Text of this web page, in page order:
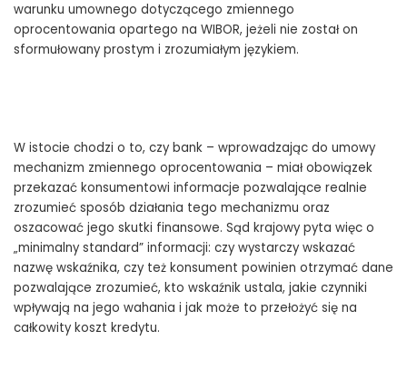
warunku umownego dotyczącego zmiennego
oprocentowania opartego na WIBOR, jeżeli nie został on
sformułowany prostym i zrozumiałym językiem.
W istocie chodzi o to, czy bank – wprowadzając do umowy
mechanizm zmiennego oprocentowania – miał obowiązek
przekazać konsumentowi informacje pozwalające realnie
zrozumieć sposób działania tego mechanizmu oraz
oszacować jego skutki finansowe. Sąd krajowy pyta więc o
„minimalny standard” informacji: czy wystarczy wskazać
nazwę wskaźnika, czy też konsument powinien otrzymać dane
pozwalające zrozumieć, kto wskaźnik ustala, jakie czynniki
wpływają na jego wahania i jak może to przełożyć się na
całkowity koszt kredytu.